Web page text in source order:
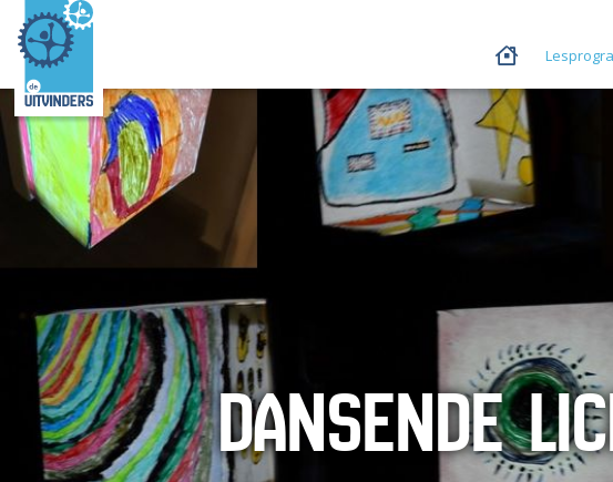
DANSENDE